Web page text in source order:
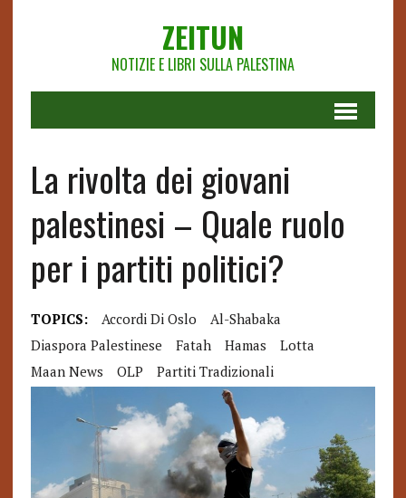
ZEITUN
NOTIZIE E LIBRI SULLA PALESTINA
La rivolta dei giovani
palestinesi – Quale ruolo
per i partiti politici?
TOPICS: Accordi Di Oslo
Al-Shabaka
Diaspora Palestinese
Fatah Hamas
Lotta
Maan News
OLP Partiti Tradizionali